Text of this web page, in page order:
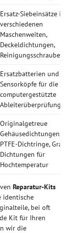
Ersatz-Siebeinsätze in
verschiedenen
Maschenweiten,
Deckeldichtungen,
Ersatzbatterien und
Sensorköpfe für die
computergestützte
Ableiterüberprüfung
Originalgetreue
Gehäusedichtungen,
PTFE-Dichtringe,
Dichtungen für
Hochtemperatur
Reparatur-Kits
identische
bei oft
Kit für Ihren
wir die